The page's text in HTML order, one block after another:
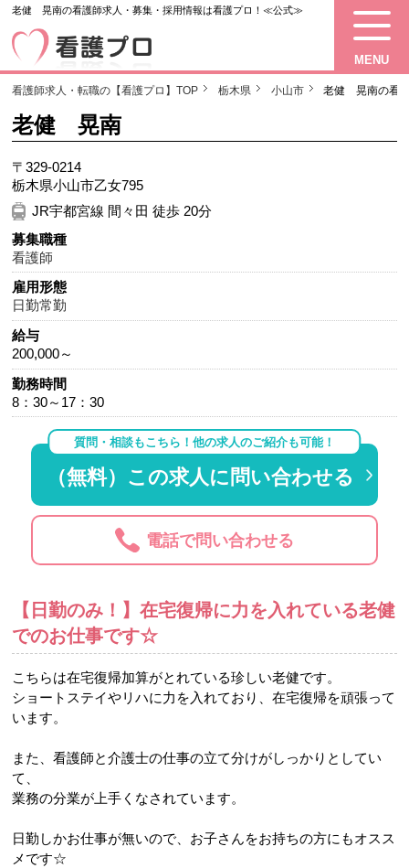
老健 晃南の看護師求人・募集・採用情報は看護プロ！≪公式≫
MENU
看護師求人・転職の【看護プロ】TOP 栃木県 小山市 老健 晃南の看
老健 晃南
〒329-0214
栃木県小山市乙女795
JR宇都宮線 間々田 徒歩 20分
募集職種
看護師
雇用形態
日勤常勤
給与
200,000～
勤務時間
8：30～17：30
質問・相談もこちら！他の求人のご紹介も可能！
（無料）この求人に問い合わせる
電話で問い合わせる
【日勤のみ！】在宅復帰に力を入れている老健
でのお仕事です☆
こちらは在宅復帰加算がとれている珍しい老健です。
ショートステイやリハに力を入れており、在宅復帰を頑張って
います。
また、看護師と介護士の仕事の立て分けがしっかりとしてい
て、
業務の分業が上手くなされています。
日勤しかお仕事が無いので、お子さんをお持ちの方にもオスス
メです☆